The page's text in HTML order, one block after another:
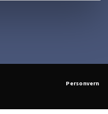
Personvern